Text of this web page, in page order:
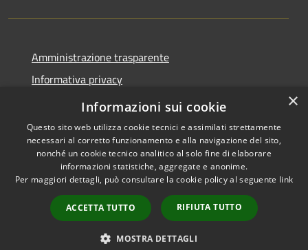
Amministrazione trasparente
Informativa privacy
Accessibilità
IBAN, CCP, fatturazione
elettronica e altri codici
×
Informazioni sui cookie
Questo sito web utilizza cookie tecnici e assimilati strettamente
necessari al corretto funzionamento e alla navigazione del sito,
nonché un cookie tecnico analitico al solo fine di elaborare
informazioni statistiche, aggregate e anonime.
Per maggiori dettagli, può consultare la cookie policy al seguente link
ACCETTA TUTTO RIFIUTA TUTTO
MOSTRA DETTAGLI